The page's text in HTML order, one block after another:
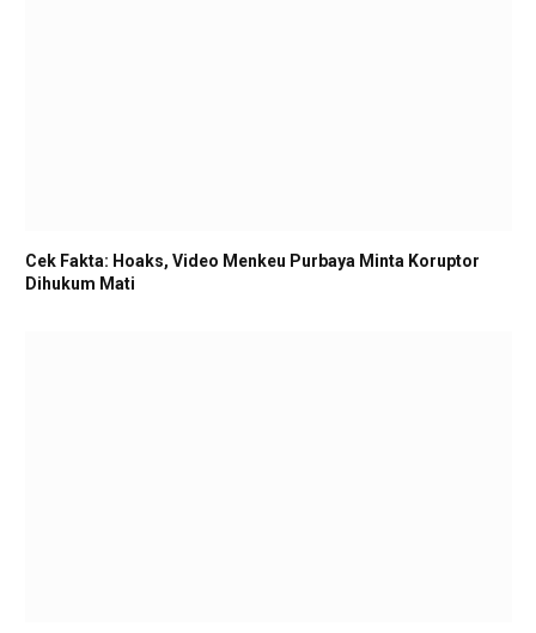
Cek Fakta: Hoaks, Video Menkeu Purbaya Minta Koruptor
Dihukum Mati